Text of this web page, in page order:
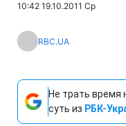
10:42 19.10.2011 Ср
RBC.UA
Не трать время
суть из РБК-